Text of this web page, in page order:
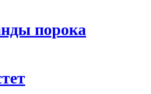
порока